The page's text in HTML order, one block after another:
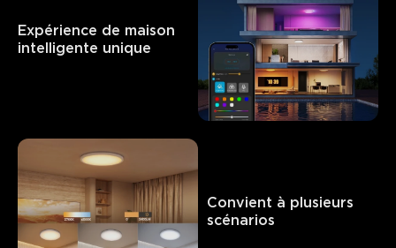
Expérience de maison
intelligente unique
Convient à plusieurs
scénarios